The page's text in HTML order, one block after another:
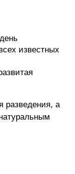
известных
разведения, а